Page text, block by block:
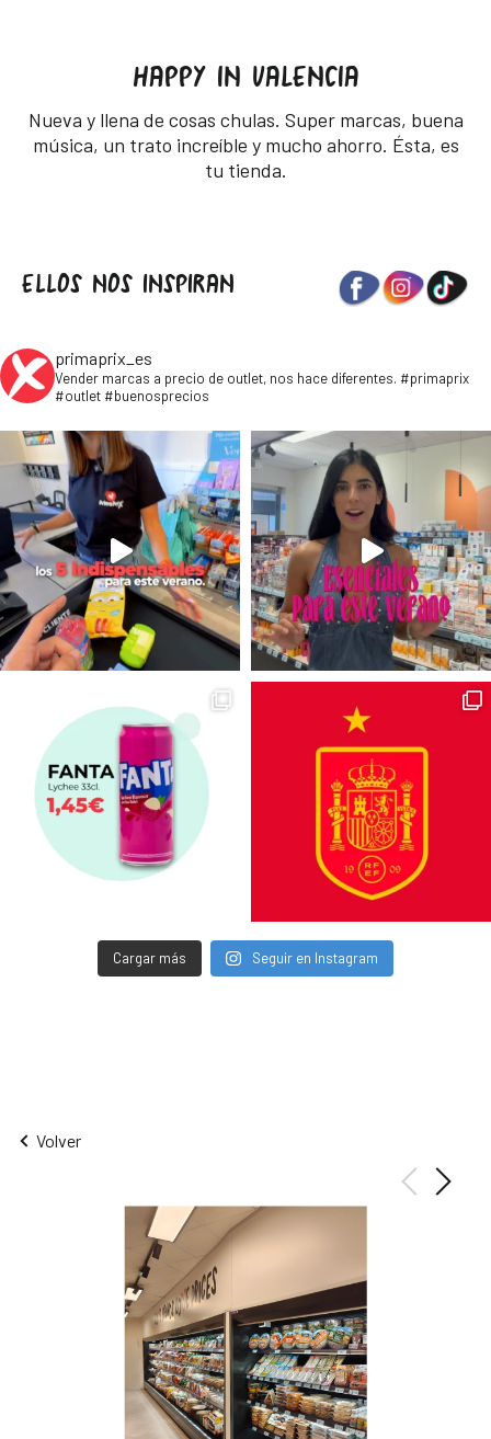
HAPPY IN VALENCIA
Nueva y llena de cosas chulas. Super marcas, buena
música, un trato increíble y mucho ahorro. Ésta, es
tu tienda.
ELLOS NOS INSPIRAN
primaprix_es
Vender marcas a precio de outlet, nos hace diferentes. #primaprix
#outlet #buenosprecios
Cargar más Seguir en Instagram
Volver